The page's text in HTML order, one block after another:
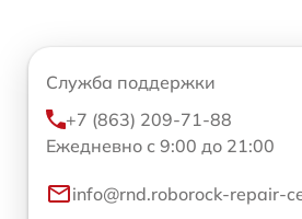
Служба поддержки
+7 (863) 209-71-88
Ежедневно с 9:00 до 21:00
info@rnd.roborock-repair-